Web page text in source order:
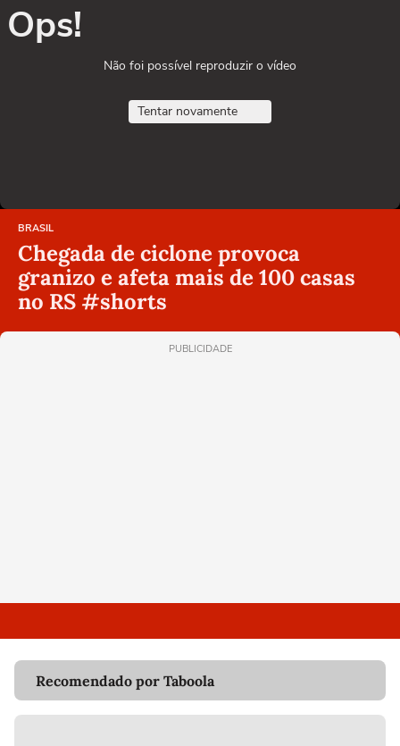
Ops!
Não foi possível reproduzir o vídeo
Tentar novamente
BRASIL
Chegada de ciclone provoca
granizo e afeta mais de 100 casas
no RS #shorts
PUBLICIDADE
Recomendado por Taboola